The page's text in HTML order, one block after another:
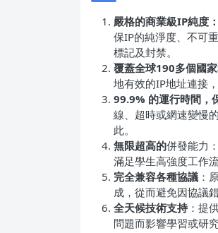
嚴格的商業級IP純度：
保IP的純淨度、不可
標記及封禁。
覆蓋全球190多個國
地有效的IP地址連接
99.9% 的運行時間，
線、超時或網速變慢
此。
無限超高的併發能力
滿足學生高強度工作流
完全兼容各種協議 ：
成，從而避免因協議
全天候技術支持：提
問題而影響學習或研究